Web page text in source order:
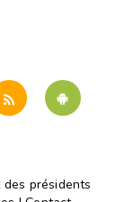
présidents